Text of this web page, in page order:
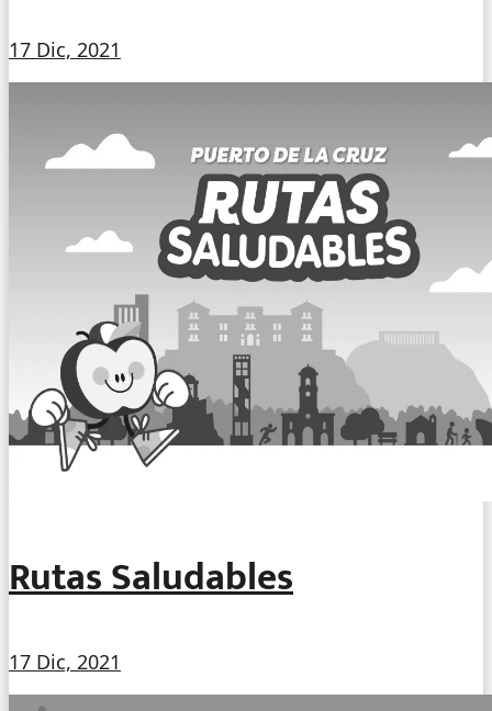
17 Dic, 2021
Rutas Saludables
17 Dic, 2021